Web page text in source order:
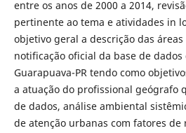
entre os anos de 2000 a 2014,
pertinente ao tema e atividades in
objetivo geral a descrição das
notificação oficial da base de dados
Guarapuava-PR tendo como
a atuação do profissional geógrafo
de dados, análise ambiental
de atenção urbanas com fatores de